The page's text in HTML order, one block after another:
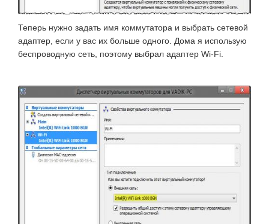
Теперь нужно задать имя коммутатора и выбрать сетевой
адаптер, если у вас их больше одного. Дома я использую
беспроводную сеть, поэтому выбрал адаптер Wi-Fi.